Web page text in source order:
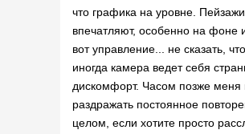
что графика на уровне.
впечатляют, особенно на фоне
вот управление... не сказать,
иногда камера ведет себя
дискомфорт. Часом позже меня
раздражать постоянное
целом, если хотите просто